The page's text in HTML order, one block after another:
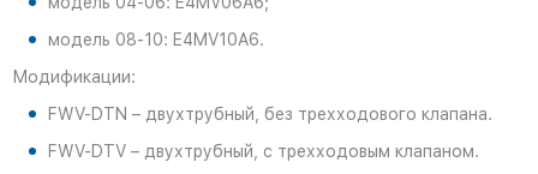
модель 08-10: E4MV10A6.
Модификации:
FWV-DTN – двухтрубный, без трехходового клапана.
FWV-DTV – двухтрубный, с трехходовым клапаном.